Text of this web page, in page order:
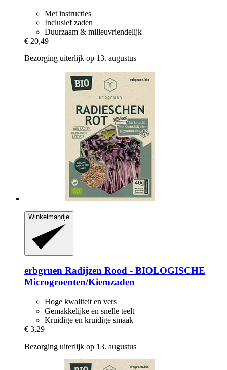
Met instructies
Inclusief zaden
Duurzaam & milieuvriendelijk
€ 20,49
Bezorging uiterlijk op 13. augustus
Winkelmandje
erbgruen Radijzen Rood -​ BIOLOGISCHE
Microgroenten/Kiemzaden
Hoge kwaliteit en vers
Gemakkelijke en snelle teelt
Kruidige en kruidige smaak
€ 3,29
Bezorging uiterlijk op 13. augustus